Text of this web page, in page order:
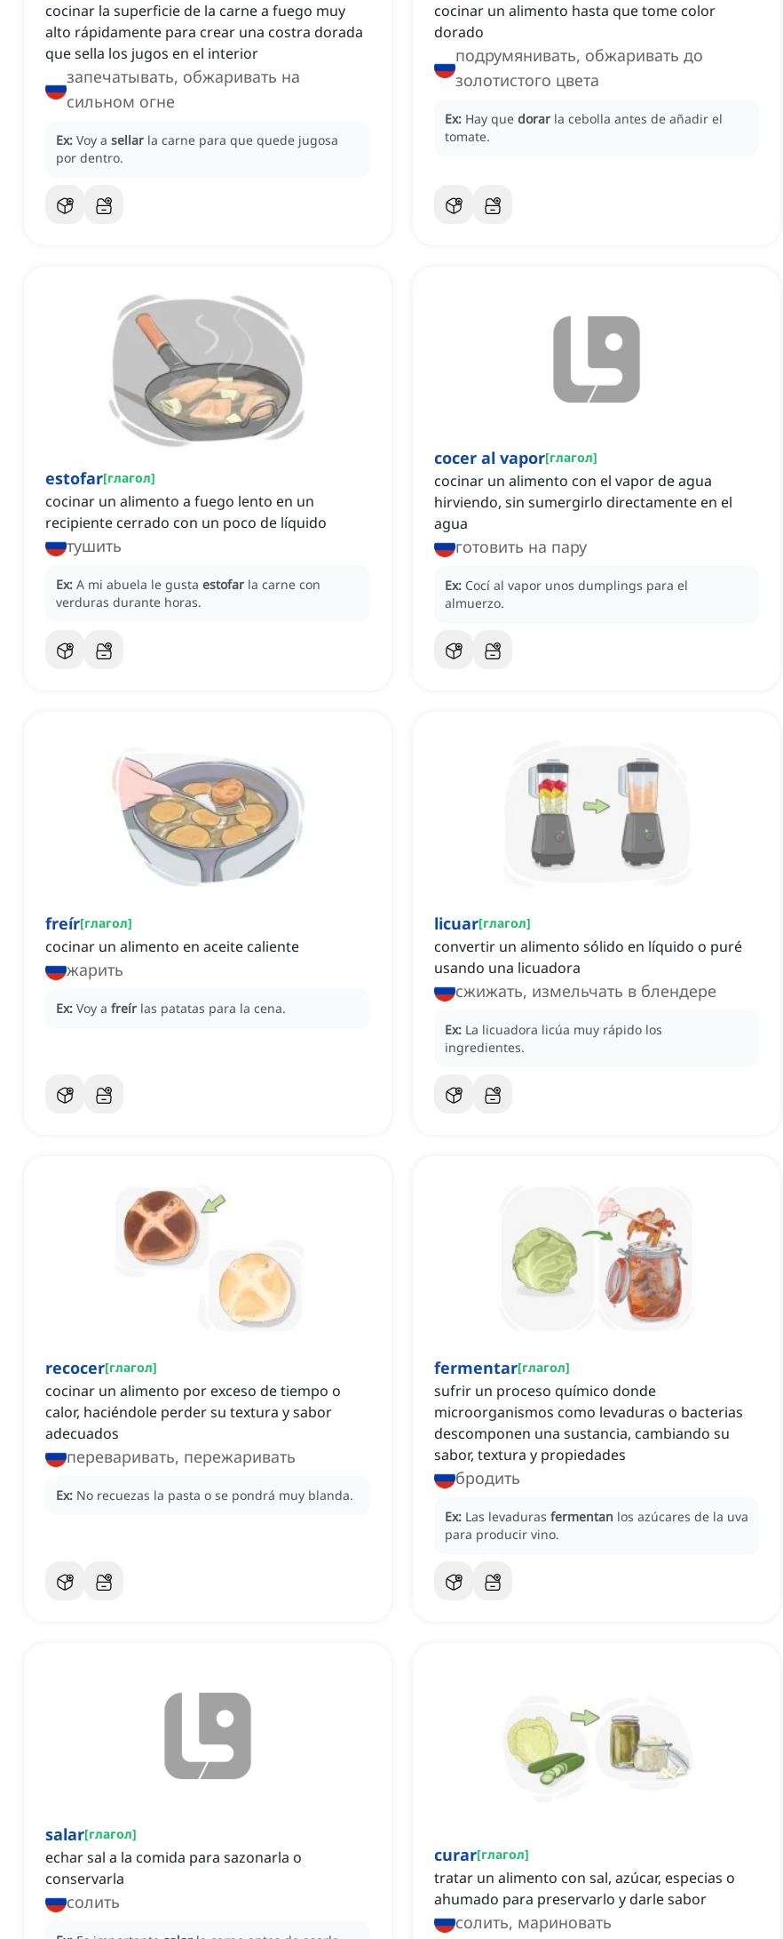
cocinar la superficie de la carne a fuego muy
alto rápidamente para crear una costra dorada
que sella los jugos en el interior
запечатывать, обжаривать на
сильном огне
Ex: Voy a sellar la carne para que quede jugosa
por dentro.
cocinar un alimento hasta que tome color
dorado
подрумянивать, обжаривать до
золотистого цвета
Ex: Hay que dorar la cebolla antes de añadir el
tomate.
estofar[глагол]
cocinar un alimento a fuego lento en un
recipiente cerrado con un poco de líquido
тушить
Ex: A mi abuela le gusta estofar la carne con
verduras durante horas.
cocer al vapor[глагол]
cocinar un alimento con el vapor de agua
hirviendo, sin sumergirlo directamente en el
agua
готовить на пару
Ex: Cocí al vapor unos dumplings para el
almuerzo.
freír[глагол]
cocinar un alimento en aceite caliente
жарить
Ex: Voy a freír las patatas para la cena.
licuar[глагол]
convertir un alimento sólido en líquido o puré
usando una licuadora
сжижать, измельчать в блендере
Ex: La licuadora licúa muy rápido los
ingredientes.
recocer[глагол]
cocinar un alimento por exceso de tiempo o
calor, haciéndole perder su textura y sabor
adecuados
переваривать, пережаривать
Ex: No recuezas la pasta o se pondrá muy blanda.
fermentar[глагол]
sufrir un proceso químico donde
microorganismos como levaduras o bacterias
descomponen una sustancia, cambiando su
sabor, textura y propiedades
бродить
Ex: Las levaduras fermentan los azúcares de la uva
para producir vino.
salar[глагол]
echar sal a la comida para sazonarla o
conservarla
солить
curar[глагол]
tratar un alimento con sal, azúcar, especias o
ahumado para preservarlo y darle sabor
солить, мариновать